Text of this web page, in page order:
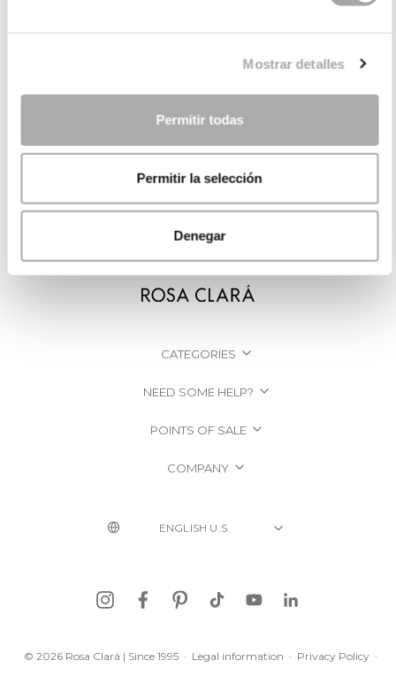
Mostrar detalles
Permitir todas
Permitir la selección
Denegar
CATEGORIES
NEED SOME HELP?
POINTS OF SALE
COMPANY
© 2026 Rosa Clará | Since 1995 · Legal information · Privacy Policy ·